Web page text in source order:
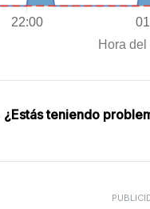
¿Estás teniendo